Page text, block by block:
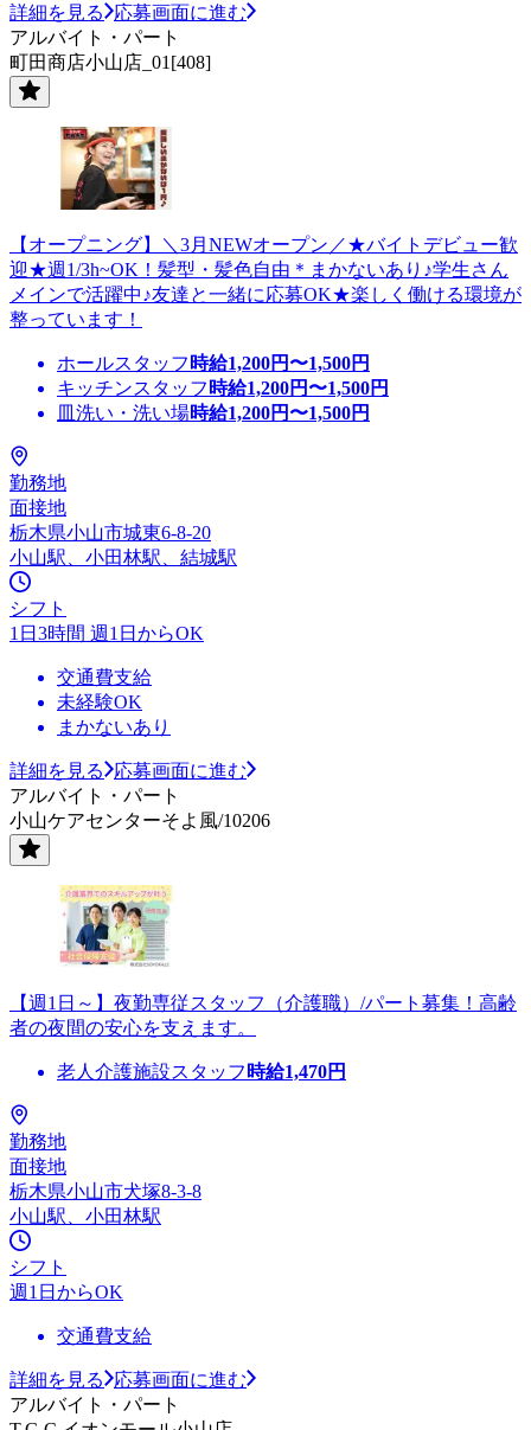
詳細を見る
応募画面に進む
アルバイト・パート
町田商店小山店_01[408]
【オープニング】＼3月NEWオープン／★バイトデビュー歓
迎★週1/3h~OK！髪型・髪色自由＊まかないあり♪学生さん
メインで活躍中♪友達と一緒に応募OK★楽しく働ける環境が
整っています！
ホールスタッフ 時給1,200円〜1,500円
キッチンスタッフ 時給1,200円〜1,500円
皿洗い・洗い場時給1,200円〜1,500円
勤務地
面接地
栃木県小山市城東6-8-20
小山駅、小田林駅、結城駅
シフト
1日3時間 週1日からOK
交通費支給
未経験OK
まかないあり
詳細を見る
応募画面に進む
アルバイト・パート
小山ケアセンターそよ風/10206
【週1日～】夜勤専従スタッフ（介護職）/パート募集！高齢
者の夜間の安心を支えます。
老人介護施設スタッフ 時給1,470円
勤務地
面接地
栃木県小山市犬塚8-3-8
小山駅、小田林駅
シフト
週1日からOK
交通費支給
詳細を見る
応募画面に進む
アルバイト・パート